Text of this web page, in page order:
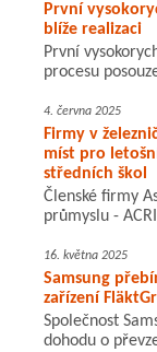
První
blíže realizaci
První
procesu
4. června 2025
Firmy v
míst pro
středních škol
Členské firmy
průmyslu -
16. května 2025
Samsung
zařízení
Společnost
dohodu o